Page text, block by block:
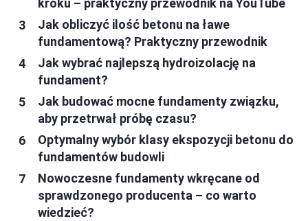
kroku – praktyczny przewodnik na YouTube
Jak obliczyć ilość betonu na ławe
fundamentową? Praktyczny przewodnik
Jak wybrać najlepszą hydroizolację na
fundament?
Jak budować mocne fundamenty związku,
aby przetrwał próbę czasu?
Optymalny wybór klasy ekspozycji betonu do
fundamentów budowli
Nowoczesne fundamenty wkręcane od
sprawdzonego producenta – co warto
wiedzieć?